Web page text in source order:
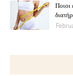
Ποιοι